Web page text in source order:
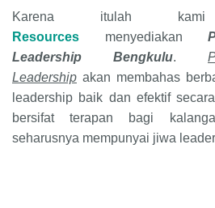
Karena itulah
Resources
menyediakan
Leadership Bengkulu.
Leadership akan membahas
leadership baik dan efektif
bersifat terapan bagi
seharusnya mempunyai jiwa